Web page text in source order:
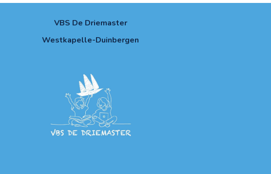
VBS De Driemaster
Westkapelle-Duinbergen